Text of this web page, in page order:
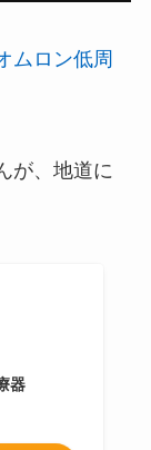
ムロン低周
が、地道に
器